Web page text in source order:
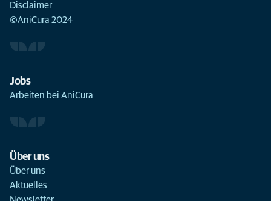
Disclaimer
©AniCura 2024
Jobs
Arbeiten bei AniCura
Über uns
Über uns
Aktuelles